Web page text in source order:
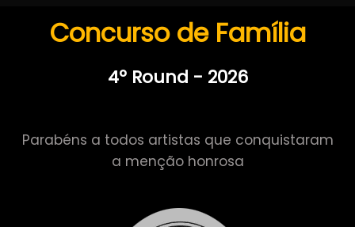
Concurso de Família
4º Round - 2026
Parabéns a todos artistas que conquistaram
a menção honrosa